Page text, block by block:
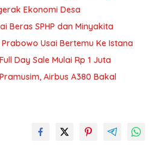
Ekonomi Desa
Beras SPHP dan Minyakita
Usai Bertemu Ke Istana
Day Sale Mulai Rp 1 Juta
Airbus A380 Bakal